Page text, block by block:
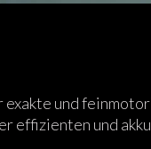
und
effizienten und